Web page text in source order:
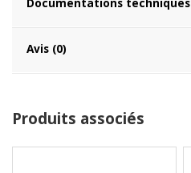
Avis (0)
Produits associés